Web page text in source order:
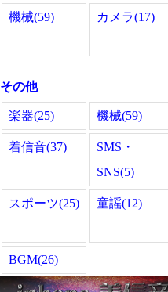
機械(59) カメラ(17)
その他
楽器(25) 機械(59)
着信音(37)
SMS・
SNS(5)
スポーツ(25) 童謡(12)
BGM(26)